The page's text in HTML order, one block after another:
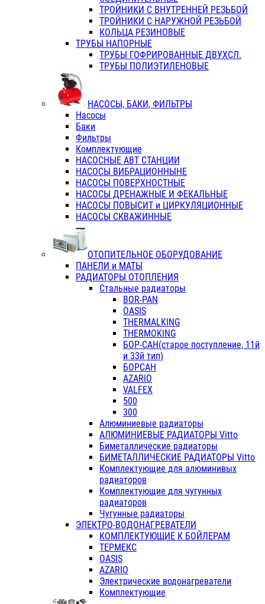
ТРОЙНИКИ С ВНУТРЕННЕЙ РЕЗЬБОЙ
ТРОЙНИКИ С НАРУЖНОЙ РЕЗЬБОЙ
КОЛЬЦА РЕЗИНОВЫЕ
ТРУБЫ НАПОРНЫЕ
ТРУБЫ ГОФРИРОВАННЫЕ ДВУХСЛ.
ТРУБЫ ПОЛИЭТИЛЕНОВЫЕ
НАСОСЫ, БАКИ, ФИЛЬТРЫ
Насосы
Баки
Фильтры
Комплектующие
НАСОСНЫЕ АВТ СТАНЦИИ
НАСОСЫ ВИБРАЦИОННЫНЕ
НАСОСЫ ПОВЕРХНОСТНЫЕ
НАСОСЫ ДРЕНАЖНЫЕ И ФЕКАЛЬНЫЕ
НАСОСЫ ПОВЫСИТ и ЦИРКУЛЯЦИОННЫЕ
НАСОСЫ СКВАЖИННЫЕ
ОТОПИТЕЛЬНОЕ ОБОРУДОВАНИЕ
ПАНЕЛИ и МАТЫ
РАДИАТОРЫ ОТОПЛЕНИЯ
Стальные радиаторы
BOR-PAN
OASIS
THERMALKING
THERMOKING
БОР-САН(старое поступление, 11й
и 33й тип)
БОРСАН
AZARIO
VALFEX
500
300
Алюминиевые радиаторы
АЛЮМИНИЕВЫЕ РАДИАТОРЫ Vitto
Биметаллические радиаторы
БИМЕТАЛЛИЧЕСКИЕ РАДИАТОРЫ Vitto
Комплектующие для алюминивых
радиаторов
Комплектующие для чугунных
радиаторов
Чугунные радиаторы
ЭЛЕКТРО-ВОДОНАГРЕВАТЕЛИ
КОМПЛЕКТУЮЩИЕ К БОЙЛЕРАМ
ТЕРМЕКС
OASIS
AZARIO
Электрические водонагреватели
Комплектующие